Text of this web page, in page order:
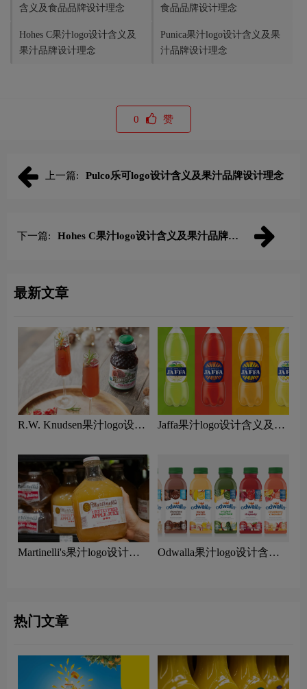
含义及食品品牌设计理念
食品品牌设计理念
Hohes C果汁logo设计含义及
果汁品牌设计理念
Punica果汁logo设计含义及果
汁品牌设计理念
0 赞
上一篇: Pulco乐可logo设计含义及果汁品牌设计理念
下一篇:
Hohes C果汁logo设计含义及果汁品牌设
最新文章
R.W. Knudsen果汁logo设计
Jaffa果汁logo设计含义及果
Martinelli's果汁logo设计含
Odwalla果汁logo设计含义
热门文章